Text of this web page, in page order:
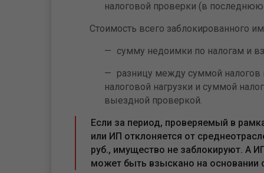
налоговой проверки (в
Стоимость всего заблокированного
сумму недоимки по налогам и
разницу между суммой налогов
налоговой нагрузки и суммой
выездной проверкой.
Если за период, проверяемый в
или ИП отклоняется от
руб., имущество не заблокируют. А
может быть взыскано на основании